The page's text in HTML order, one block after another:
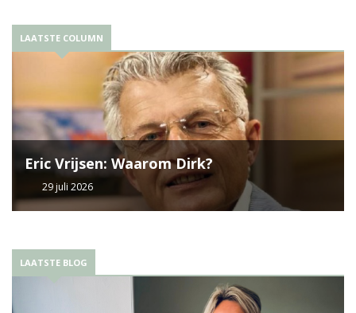
LAATSTE COLUMN
Eric Vrijsen: Waarom Dirk?
29 juli 2026
LAATSTE BLOG